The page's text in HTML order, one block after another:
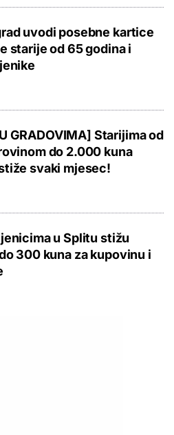
uvodi posebne kartice
starije od 65 godina i
GRADOVIMA] Starijima od
do 2.000 kuna
svaki mjesec!
u Splitu stižu
300 kuna za kupovinu i